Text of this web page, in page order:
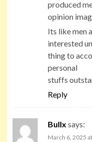
produced
opinion
Its like men
interested
thing to
personal
stuffs
Reply
Bullx says:
March 6, 2025